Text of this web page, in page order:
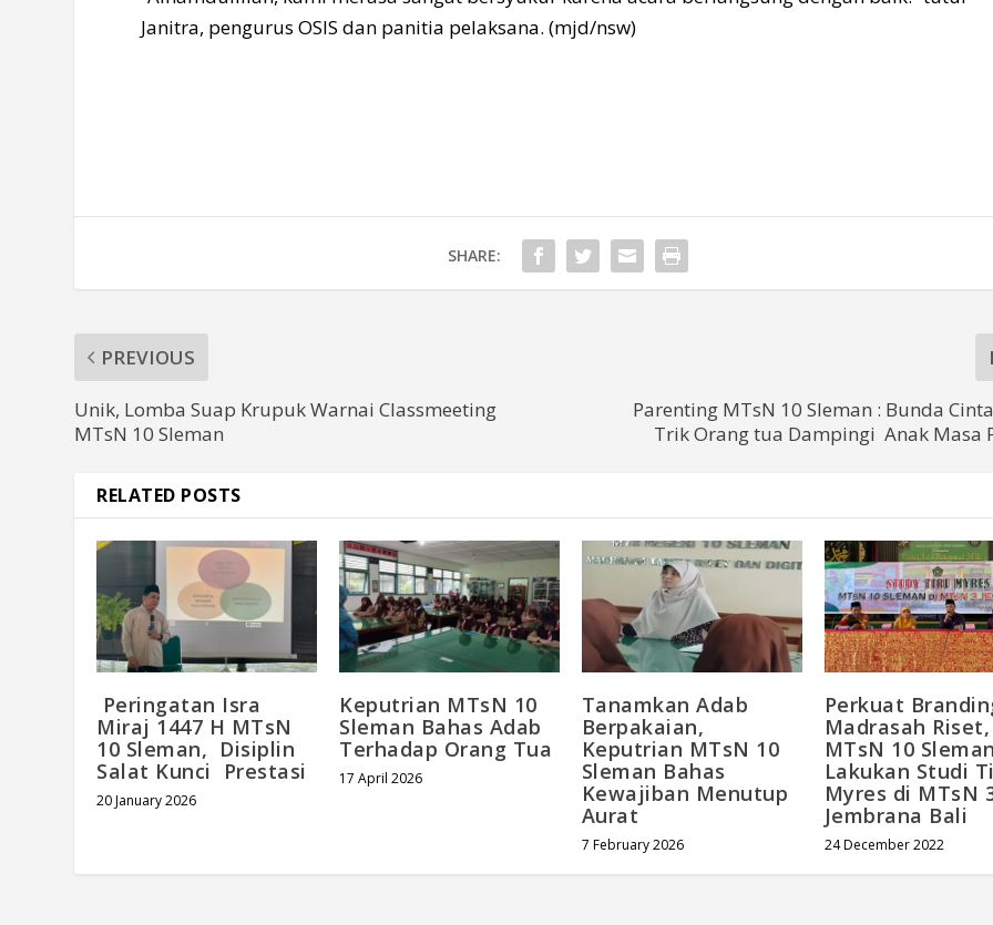
Janitra, pengurus OSIS dan panitia pelaksana. (mjd/nsw)
SHARE:
PREVIOUS
Unik, Lomba Suap Krupuk Warnai Classmeeting
MTsN 10 Sleman
Parenting MTsN 10 Sleman : Bunda
Trik Orang tua Dampingi Anak Masa
RELATED POSTS
Peringatan Isra
Miraj 1447 H MTsN
10 Sleman, Disiplin
Salat Kunci Prestasi
20 January 2026
Keputrian MTsN 10
Sleman Bahas Adab
Terhadap Orang Tua
17 April 2026
Tanamkan Adab
Berpakaian,
Keputrian MTsN 10
Sleman Bahas
Kewajiban Menutup
Aurat
7 February 2026
Perkuat
Madrasah Riset,
MTsN 10
Lakukan Studi
Myres di MTsN
Jembrana Bali
24 December 2022